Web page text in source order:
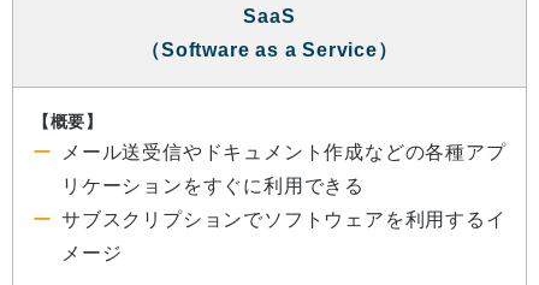
SaaS
（Software as a Service）
【概要】
メール送受信やドキュメント作成などの各種アプ
リケーションをすぐに利用できる
サブスクリプションでソフトウェアを利用するイ
メージ